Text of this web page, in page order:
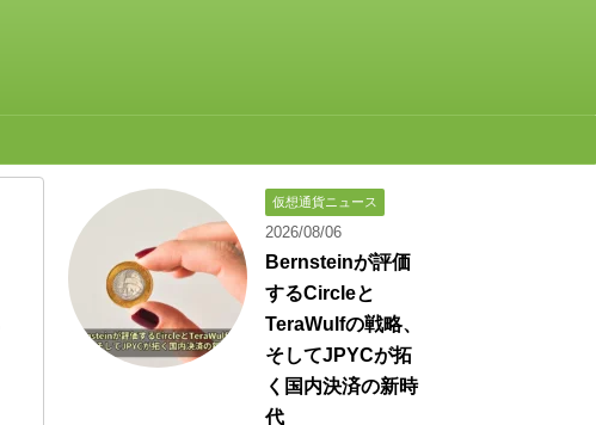
仮想通貨ニュース
2026/08/06
Bernsteinが評価
するCircleと
TeraWulfの戦略、
そしてJPYCが拓
く国内決済の新時
代